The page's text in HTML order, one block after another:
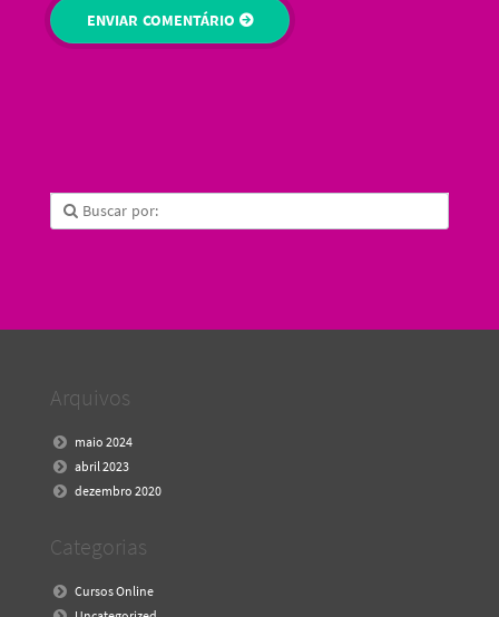
Arquivos
maio 2024
abril 2023
dezembro 2020
Categorias
Cursos Online